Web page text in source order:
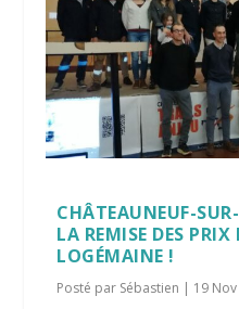
CHÂTEAUNEUF-
LA REMISE DES
LOGÉMAINE !
Posté par Sébastien | 19